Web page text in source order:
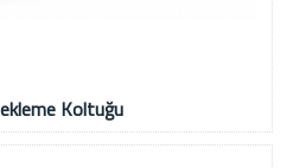
Koltuğu